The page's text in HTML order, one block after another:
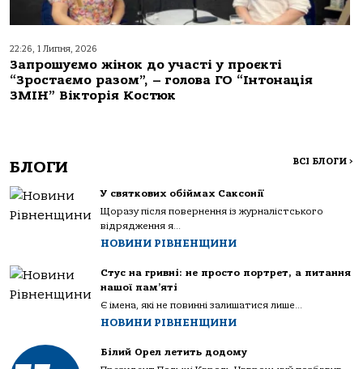
22:26, 1 Липня, 2026
Запрошуємо жінок до участі у проєкті
“Зростаємо разом”, – голова ГО “Інтонація
ЗМІН” Вікторія Костюк
БЛОГИ ВСІ БЛОГИ >
У святкових обіймах Саксонії
Щоразу після повернення із журналістського
відрядження я...
НОВИНИ РІВНЕНЩИНИ
Стус на гривні: не просто портрет, а питання
нашої пам’яті
Є імена, які не повинні залишатися лише...
НОВИНИ РІВНЕНЩИНИ
Білий Орел летить додому